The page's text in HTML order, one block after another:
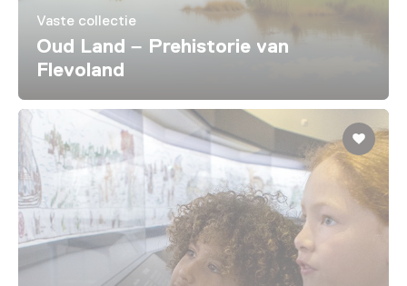
Vaste collectie
Oud Land – Prehistorie van
Flevoland